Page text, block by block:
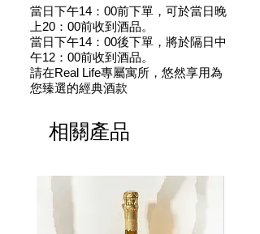
當日下午14：00前下單，可於當日晚
上20：00前收到酒品。
當日下午14：00後下單，將於隔日中
午12：00前收到酒品。
請在Real Life專屬寓所，悠然享用為
您臻選的經典酒款
相關產品